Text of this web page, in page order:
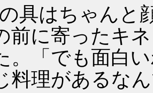
の具はちゃん
前に寄ったキ
。「でも面白
料理があるな